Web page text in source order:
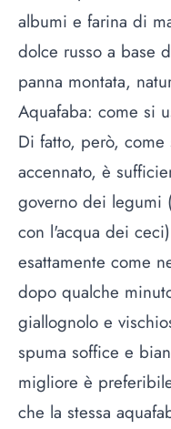
albumi e farina di
dolce russo a base
panna montata,
Aquafaba: come si
Di fatto, però, come
accennato, è
governo dei legumi
con l'acqua dei
esattamente come
dopo qualche
giallognolo e
spuma soffice e
migliore è
che la stessa